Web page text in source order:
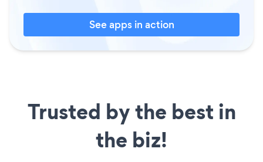
See apps in action
Trusted by the best in
the biz!